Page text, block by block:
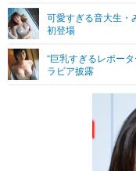
グラビア
ショッピング
その他
プッシュ通知の停止方法
可愛すぎる音大生・
初登場
“巨乳すぎるレポー
ラビア披露